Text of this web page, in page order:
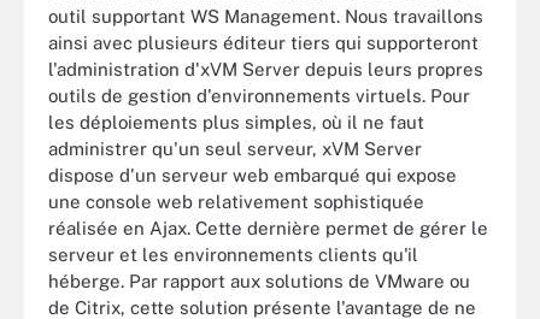
outil supportant WS Management. Nous travaillons
ainsi avec plusieurs éditeur tiers qui supporteront
l'administration d'xVM Server depuis leurs propres
outils de gestion d'environnements virtuels. Pour
les déploiements plus simples, où il ne faut
administrer qu'un seul serveur, xVM Server
dispose d'un serveur web embarqué qui expose
une console web relativement sophistiquée
réalisée en Ajax. Cette dernière permet de gérer le
serveur et les environnements clients qu'il
héberge. Par rapport aux solutions de VMware ou
de Citrix, cette solution présente l'avantage de ne